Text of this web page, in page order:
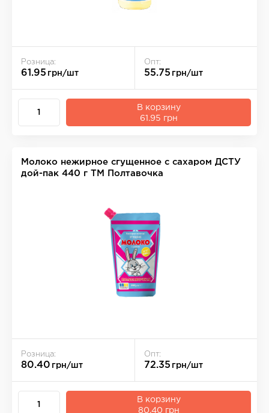
Розница:
61.95 грн/шт
Опт:
55.75 грн/шт
В корзину
61.95 грн
Молоко нежирное сгущенное с сахаром ДСТУ
дой-пак 440 г ТМ Полтавочка
Розница:
80.40 грн/шт
Опт:
72.35 грн/шт
В корзину
80.40 грн